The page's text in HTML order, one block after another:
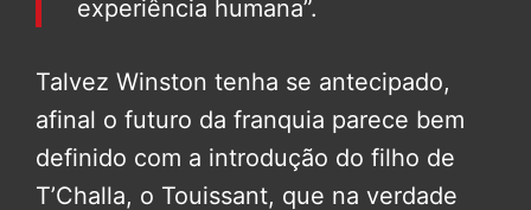
experiência humana”.
Talvez Winston tenha se antecipado,
afinal o futuro da franquia parece bem
definido com a introdução do filho de
T’Challa, o Touissant, que na verdade